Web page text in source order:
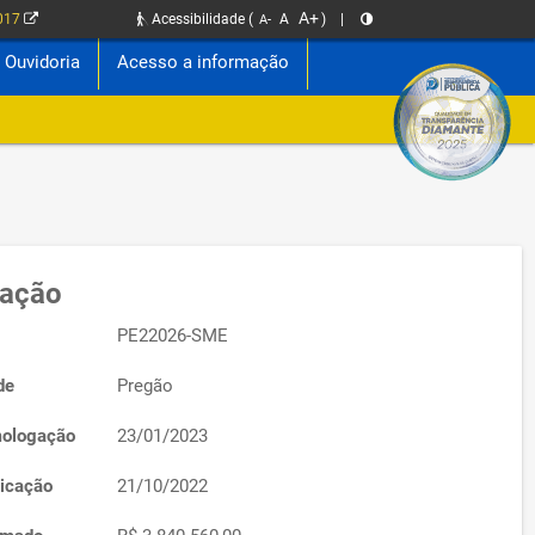
Acessibilidade ( A- A A+)
Ouvidoria Acesso a informação
PE22026-SME
Pregão
23/01/2023
21/10/2022